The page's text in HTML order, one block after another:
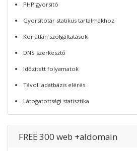
PHP gyorsító
Gyorsítótár statikus tartalmakhoz
Korlátlan szolgáltatások
DNS szerkesztő
Időzített folyamatok
Távoli adatbázis elérés
Látogatottsági statisztika
FREE 300 web +aldomain